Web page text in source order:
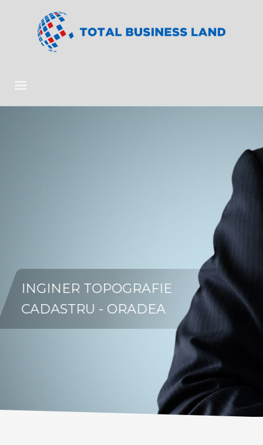
INGINER TOPOGRAFIE
CADASTRU - ORADEA